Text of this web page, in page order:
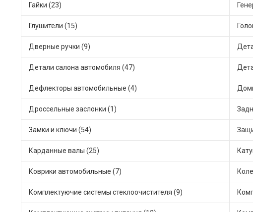
Гайки (23)
Глушители (15)
Дверные ручки (9)
Детали салона автомобиля (47)
Дефлекторы автомобильные (4)
Дроссельные заслонки (1)
Замки и ключи (54)
Карданные валы (25)
Коврики автомобильные (7)
Комплектуючие системы стеклоочистителя (9)